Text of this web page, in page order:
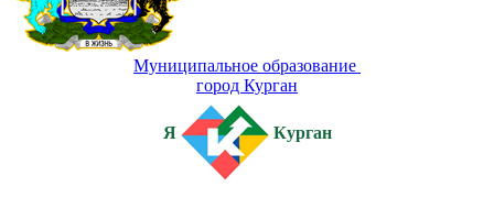
Муниципальное образование
город Курган
Я Курган